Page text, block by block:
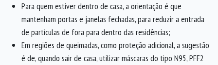
Para quem estiver dentro de casa, a orientação é que
mantenham portas e janelas fechadas, para reduzir a entrada
de partículas de fora para dentro das residências;
Em regiões de queimadas, como proteção adicional, a sugestão
é de, quando sair de casa, utilizar máscaras do tipo N95, PFF2